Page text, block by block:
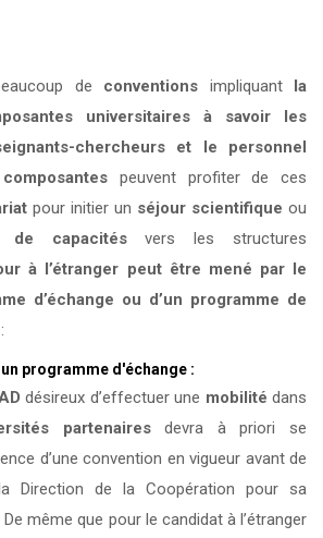
de conventions impliquant la
universitaires à savoir les
chercheurs et le personnel
composantes peuvent profiter de ces
pour initier un séjour scientifique ou
de capacitésvers les structures
à l’étranger peut être mené par le
d’échange ou d’un programme de
:
programme d'échange :
désireux d’effectuer une mobilité dans
partenairesdevra à priori se
d’une convention en vigueur avant de
Direction de la Coopération pour sa
même que pour le candidat à l’étranger